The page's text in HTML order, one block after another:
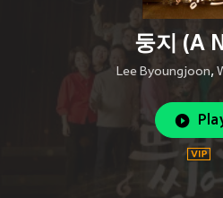
둥지 (A
Lee Byoungjoon,